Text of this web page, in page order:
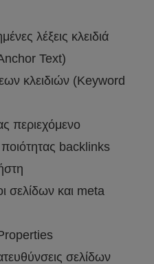
λέξεις κλειδιά
Text)
κλειδιών (Keyword
περιεχόμενο
backlinks
σελίδων και meta
σελίδων